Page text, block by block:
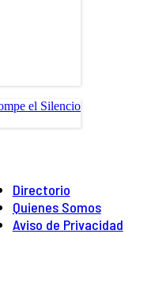
el Silencio
Directorio
Quienes Somos
Aviso de Privacidad